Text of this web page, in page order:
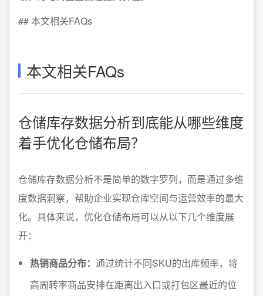
## 本文相关FAQs
本文相关FAQs
仓储库存数据分析到底能从哪些维度
着手优化仓储布局？
仓储库存数据分析不是简单的数字罗列，而是通过多维
度数据洞察，帮助企业实现仓库空间与运营效率的最大
化。具体来说，优化仓储布局可以从以下几个维度展
开：
热销商品分布： 通过统计不同SKU的出库频率，将
高周转率商品安排在距离出入口或打包区最近的位